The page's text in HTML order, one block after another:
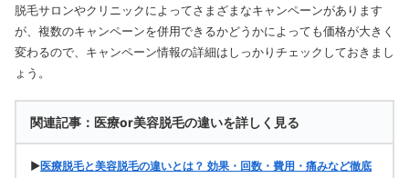
脱毛サロンやクリニックによってさまざまなキャンペーンがあります
が、複数のキャンペーンを併用できるかどうかによっても価格が大きく
変わるので、キャンペーン情報の詳細はしっかりチェックしておきまし
ょう。
関連記事：医療or美容脱毛の違いを詳しく見る
▶医療脱毛と美容脱毛の違いとは？ 効果・回数・費用・痛みなど徹底